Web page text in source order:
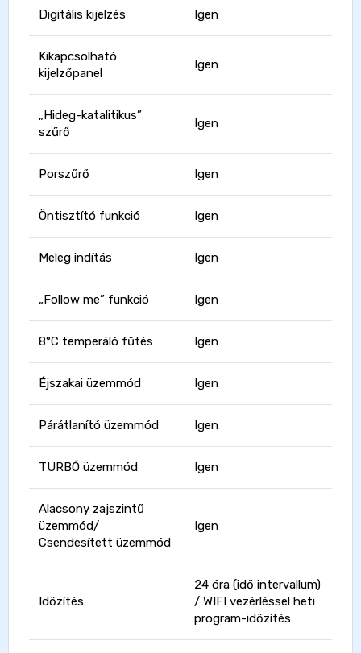
Digitális kijelzés Igen
Kikapcsolható
kijelzőpanel
Igen
„Hideg-katalitikus”
szűrő
Igen
Porszűrő Igen
Öntisztító funkció Igen
Meleg indítás Igen
„Follow me” funkció Igen
8°C temperáló fűtés Igen
Éjszakai üzemmód Igen
Párátlanító üzemmód Igen
TURBÓ üzemmód Igen
Alacsony zajszintű
üzemmód/
Csendesített üzemmód
Igen
Időzítés
24 óra (idő intervallum)
/ WIFI vezérléssel heti
program-időzítés